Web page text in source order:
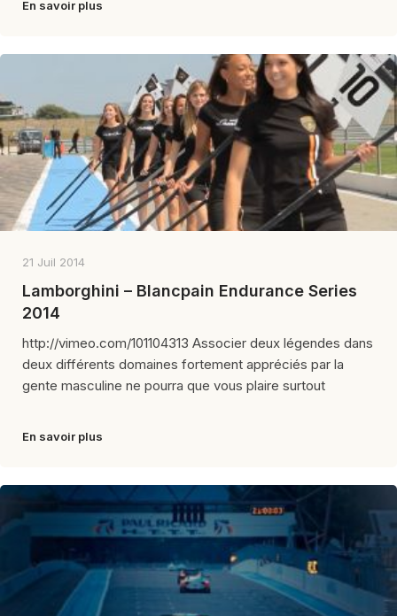
En savoir plus
21 Juil 2014
Lamborghini – Blancpain Endurance Series
2014
http://vimeo.com/101104313 Associer deux légendes dans
deux différents domaines fortement appréciés par la
gente masculine ne pourra que vous plaire surtout
En savoir plus